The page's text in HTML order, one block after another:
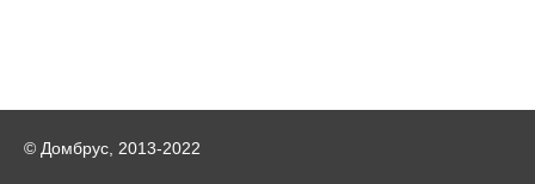
© Домбрус, 2013-2022